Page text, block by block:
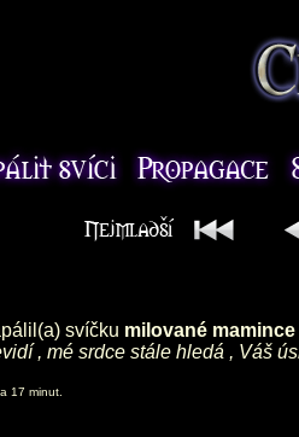
svíčku milované
, mé srdce stále hledá , Váš
17 minut.